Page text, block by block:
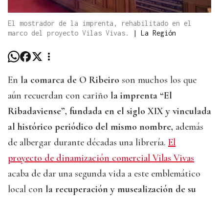
El mostrador de la imprenta, rehabilitado en el
marco del proyecto Vilas Vivas.
| La Región
En la comarca de O Ribeiro son muchos los que
aún recuerdan con cariño la imprenta “El
Ribadaviense”, fundada en el siglo XIX y vinculada
al histórico periódico del mismo nombre, además
de albergar durante décadas una librería. El
proyecto de dinamización comercial Vilas Vivas
acaba de dar una segunda vida a este emblemático
local con la recuperación y musealización de su